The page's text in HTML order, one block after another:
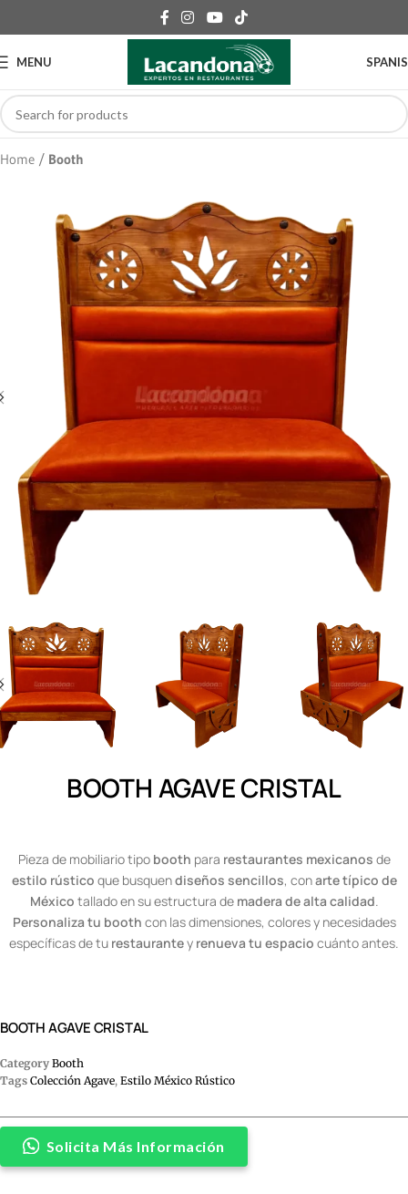
MENU
Home Booth
BOOTH AGAVE CRISTAL
Pieza de mobiliario tipo booth para restaurantes mexicanos de
estilo rústico que busquendiseños sencillos, conarte típico de
México tallado en su estructura de madera de alta calidad
Personaliza tu booth con las dimensiones, colores y necesidades
específicas de tu restaurantey renueva tu espacio cuánto antes.
BOOTH AGAVE CRISTAL
Category Booth
Tags Colección Agave, Estilo México Rústico
Solicita Más Información